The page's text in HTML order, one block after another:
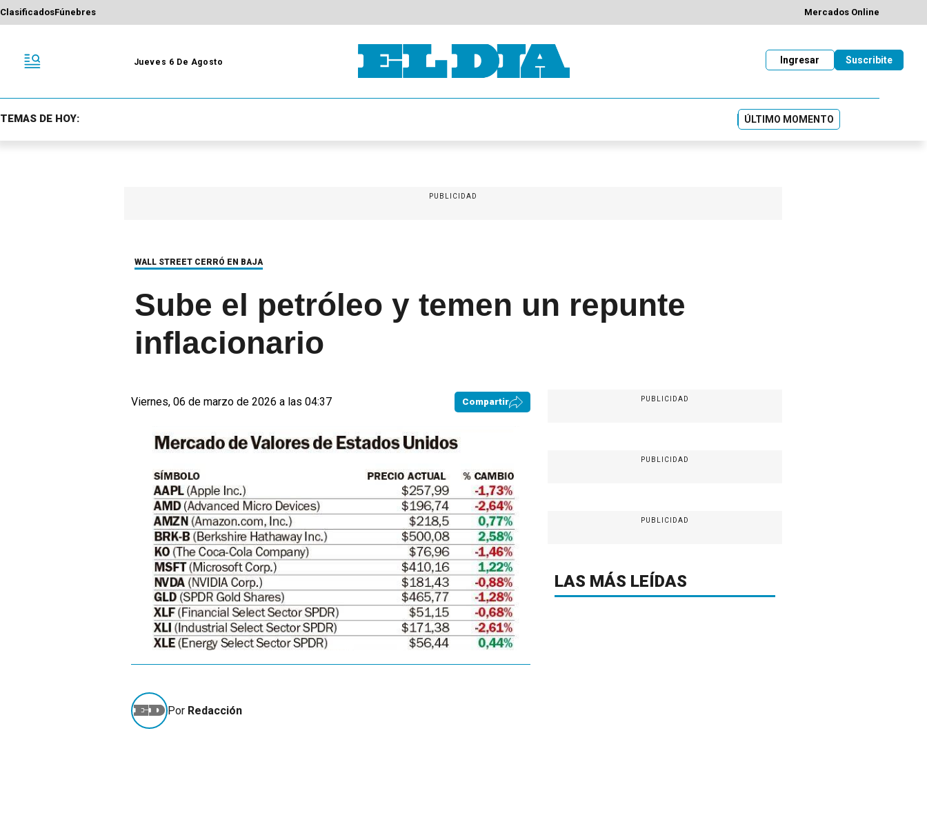
ClasificadosFúnebres Mercados Online
Jueves 6 De Agosto Suscribite
Ingresar
TEMAS DE HOY: ÚLTIMO MOMENTO
PUBLICIDAD
WALL STREET CERRÓ EN BAJA
Sube el petróleo y temen un repunte
inflacionario
Viernes, 06 de marzo de 2026 a las 04:37 Compartir
Por Redacción
PUBLICIDAD
PUBLICIDAD
PUBLICIDAD
LAS MÁS LEÍDAS